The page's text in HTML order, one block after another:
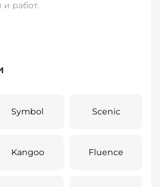
и работ.
Symbol Scenic
Kangoo Fluence